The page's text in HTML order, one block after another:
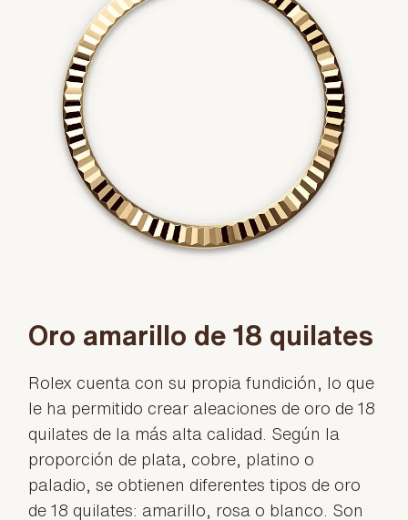
Oro amarillo de 18 quilates
Rolex cuenta con su propia fundición, lo que
le ha permitido crear aleaciones de oro de 18
quilates de la más alta calidad. Según la
proporción de plata, cobre, platino o
paladio, se obtienen diferentes tipos de oro
de 18 quilates: amarillo, rosa o blanco. Son